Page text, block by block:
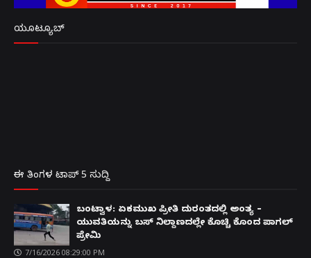
ಯೂಟ್ಯೂಬ್
ಈ ತಿಂಗಳ ಟಾಪ್ 5 ಸುದ್ದಿ
ಬಂಟ್ವಾಳ: ಏಕಮುಖ ಪ್ರೀತಿ ದುರಂತದಲ್ಲಿ ಅಂತ್ಯ –
ಯುವತಿಯನ್ನು ಬಸ್ ನಿಲ್ದಾಣದಲ್ಲೇ ಕೊಚ್ಚಿ ಕೊಂದ ಪಾಗಲ್
ಪ್ರೇಮಿ
7/16/2026 08:29:00 PM